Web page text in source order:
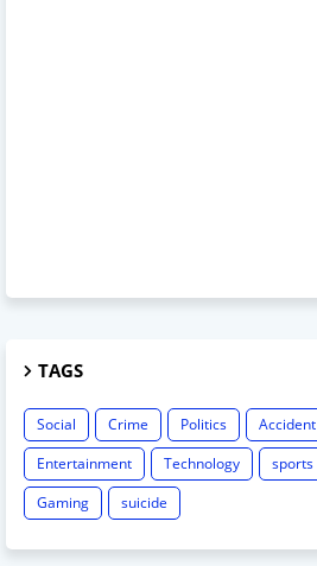
TAGS
Social Crime Politics Accident
Entertainment
Technology sports
Gaming
suicide